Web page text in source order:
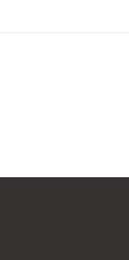
hatalar bulunuyor.